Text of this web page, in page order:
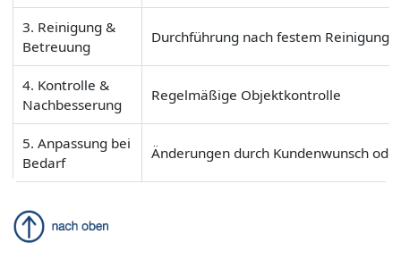
3. Reinigung &
Betreuung
Durchführung nach festem
4. Kontrolle &
Nachbesserung
Regelmäßige Objektkontrolle
5. Anpassung bei
Bedarf
Änderungen durch Kundenwunsch